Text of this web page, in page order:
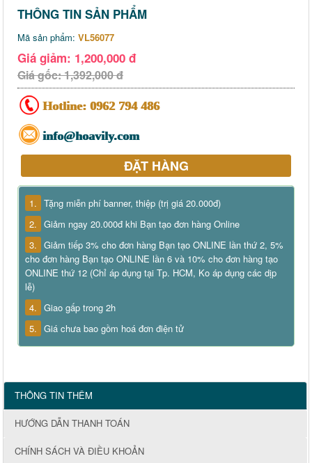
THÔNG TIN SẢN PHẨM
Mã sản phẩm: VL56077
Giá giảm: 1,200,000 đ
Giá gốc: 1,392,000 đ
Hotline: 0962 794 486
info@hoavily.com
ĐẶT HÀNG
1. Tặng miễn phí banner, thiệp (trị giá 20.000đ)
2. Giảm ngay 20.000đ khi Bạn tạo đơn hàng Online
3. Giảm tiếp 3% cho đơn hàng Bạn tạo ONLINE lần thứ 2, 5%
cho đơn hàng Bạn tạo ONLINE lần 6 và 10% cho đơn hàng tạo
ONLINE thứ 12 (Chỉ áp dụng tại Tp. HCM, Ko áp dụng các dịp
lễ)
4. Giao gấp trong 2h
5. Giá chưa bao gồm hoá đơn điện tử
THÔNG TIN THÊM
HƯỚNG DẪN THANH TOÁN
CHÍNH SÁCH VÀ ĐIỀU KHOẢN